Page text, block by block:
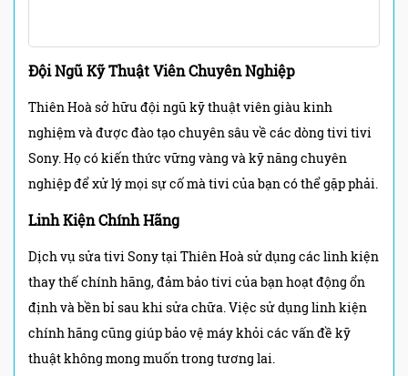
Đội Ngũ Kỹ Thuật Viên Chuyên Nghiệp
Thiên Hoà sở hữu đội ngũ kỹ thuật viên giàu kinh
nghiệm và được đào tạo chuyên sâu về các dòng tivi tivi
Sony. Họ có kiến thức vững vàng và kỹ năng chuyên
nghiệp để xử lý mọi sự cố mà tivi của bạn có thể gặp phải.
Linh Kiện Chính Hãng
Dịch vụ sửa tivi Sony tại Thiên Hoà sử dụng các linh kiện
thay thế chính hãng, đảm bảo tivi của bạn hoạt động ổn
định và bền bỉ sau khi sửa chữa. Việc sử dụng linh kiện
chính hãng cũng giúp bảo vệ máy khỏi các vấn đề kỹ
thuật không mong muốn trong tương lai.